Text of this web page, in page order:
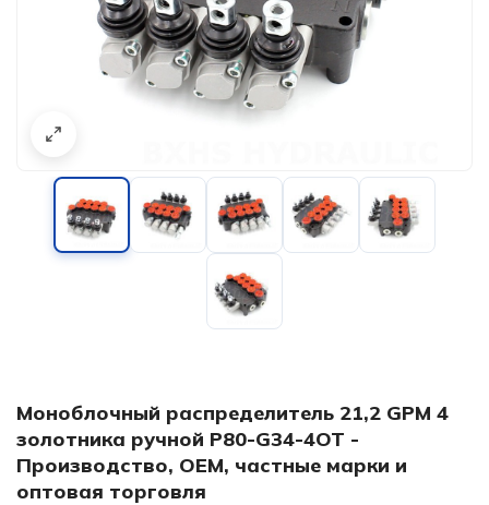
Моноблочный распределитель 21,2 GPM 4
золотника ручной P80-G34-4OT -
Производство, OEM, частные марки и
оптовая торговля